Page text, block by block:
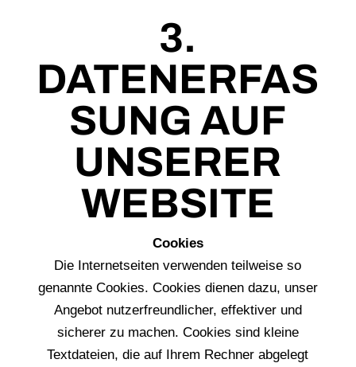
3.
DATENERFAS
SUNG AUF
UNSERER
WEBSITE
Cookies
Die Internetseiten verwenden teilweise so
genannte Cookies. Cookies dienen dazu, unser
Angebot nutzerfreundlicher, effektiver und
sicherer zu machen. Cookies sind kleine
Textdateien, die auf Ihrem Rechner abgelegt